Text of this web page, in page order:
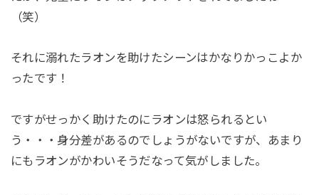
（笑）
それに溺れたラオンを助けたシーンはかなりかっこよか
ったです！
ですがせっかく助けたのにラオンは怒られるとい
う・・・身分差があるのでしょうがないですが、あまり
にもラオンがかわいそうだなって気がしました。